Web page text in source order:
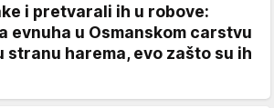
i pretvarali ih u robove:
evnuha u Osmanskom carstvu
stranu harema, evo zašto su ih